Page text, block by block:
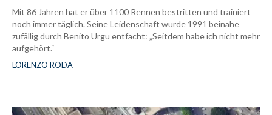
Mit 86 Jahren hat er über 1100 Rennen bestritten und trainiert
noch immer täglich. Seine Leidenschaft wurde 1991 beinahe
zufällig durch Benito Urgu entfacht: „Seitdem habe ich nicht mehr
aufgehört.“
LORENZO RODA